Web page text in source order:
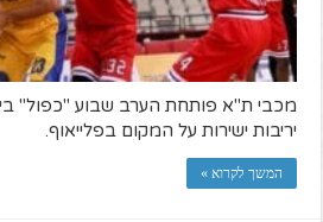
מכבי ת"א פותחת הערב שבוע "כפול"
יריבות ישירות על המקום בפלייאוף.
המשך לקרוא »